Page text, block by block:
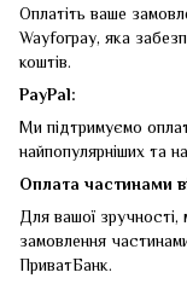
Оплатіть ваше
Wayforpay, яка
коштів.
PayPal:
Ми підтримуємо
найпопулярніших та
Оплата частинами
Для вашої
замовлення
ПриватБанк.